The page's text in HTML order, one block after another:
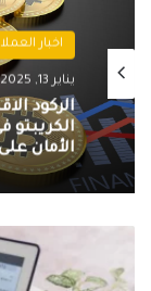
اخبار
يناير 13, 2025
مستقبل
IG